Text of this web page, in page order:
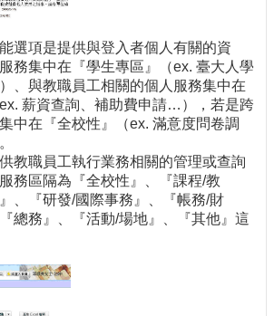
選項是提供與登入者個人有關的資
務集中在『學生專區』（ex. 臺大人學
、與教職員工相關的個人服務集中在
ex. 薪資查詢、補助費申請…），若是跨
中在『全校性』（ex. 滿意度問卷調
教職員工執行業務相關的管理或查詢
務區隔為『全校性』、『課程/教
、『研發/國際事務』、『帳務/財
總務』、『活動/場地』、『其他』這